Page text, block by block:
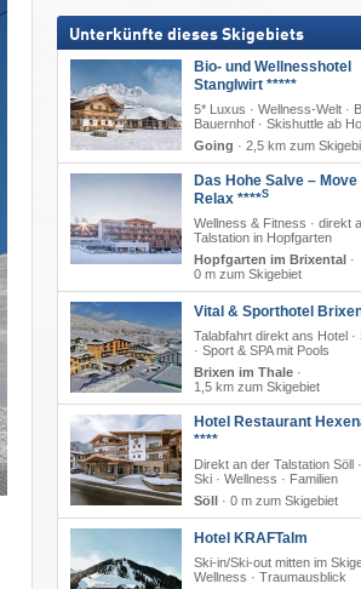
Unterkünfte dieses Skigebiets
Bio- und Wellnesshotel
Stanglwirt *****
5* Luxus · Wellness-Welt ·
Bauernhof · Skishuttle ab
Going · 2,5 km zum
Das Hohe Salve – Move
Relax ****S
Wellness & Fitness · direkt
Talstation in Hopfgarten
Hopfgarten im Brixental·
0 m zum Skigebiet
Vital & Sporthotel
Talabfahrt direkt ans Hotel ·
· Sport & SPA mit Pools
Brixen im Thale·
1,5 km zum Skigebiet
Hotel Restaurant
****
Direkt an der Talstation Söll
Ski · Wellness · Familien
Söll· 0 m zum Skigebiet
Hotel KRAFTalm
Ski-in/Ski-out mitten im
Wellness · Traumausblick